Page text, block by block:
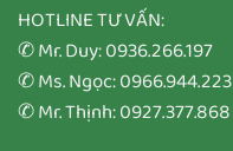
HOTLINE TƯ VẤN:
✆ Mr. Duy: 0936.266.197
✆ Ms. Ngọc: 0966.944.223
✆ Mr. Thịnh: 0927.377.868